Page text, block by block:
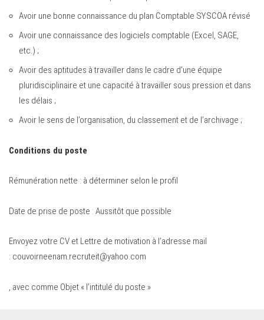
Avoir une bonne connaissance du plan Comptable SYSCOA révisé
Avoir une connaissance des logiciels comptable (Excel, SAGE,
etc.) ;
Avoir des aptitudes à travailler dans le cadre d’une équipe
pluridisciplinaire et une capacité à travailler sous pression et dans
les délais ;
Avoir le sens de l’organisation, du classement et de l’archivage ;
Conditions du poste
Rémunération nette : à déterminer selon le profil
Date de prise de poste : Aussitôt que possible
Envoyez votre CV et Lettre de motivation à l’adresse mail
: couvoirneenam.recruteit@yahoo.com
, avec comme Objet « l’intitulé du poste »